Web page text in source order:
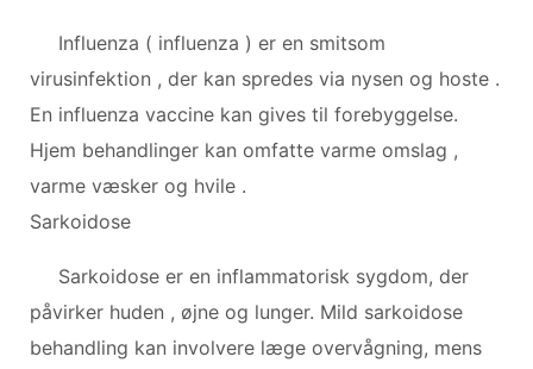
Influenza ( influenza ) er en smitsom
virusinfektion , der kan spredes via nysen og hoste .
En influenza vaccine kan gives til forebyggelse.
Hjem behandlinger kan omfatte varme omslag ,
varme væsker og hvile .
Sarkoidose
Sarkoidose er en inflammatorisk sygdom, der
påvirker huden , øjne og lunger. Mild sarkoidose
behandling kan involvere læge overvågning, mens